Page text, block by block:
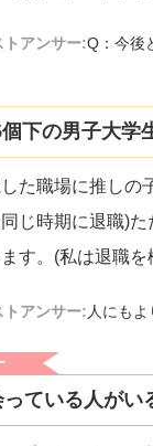
トアンサー:Q：今後
下の男子大学
た職場に推しの
じ時期に退職)
す。(私は退職を
トアンサー: 人にも
ている人がい